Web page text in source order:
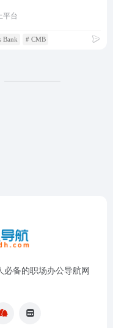
平台
Bank # CMB
必备的职场办公导航网